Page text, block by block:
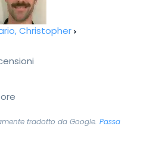
Christopher
tradotto da Google. Passa